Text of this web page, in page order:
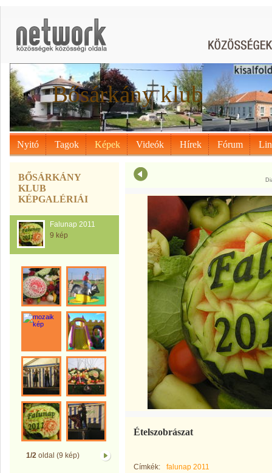
Bősárkány klub
Nyitó Tagok Képek Videók Hírek Fórum
BŐSÁRKÁNY
KLUB
KÉPGALÉRIÁI
Falunap 2011
9 kép
1/2 oldal (9 kép)
Ételszobrászat
Címkék:
falunap 2011